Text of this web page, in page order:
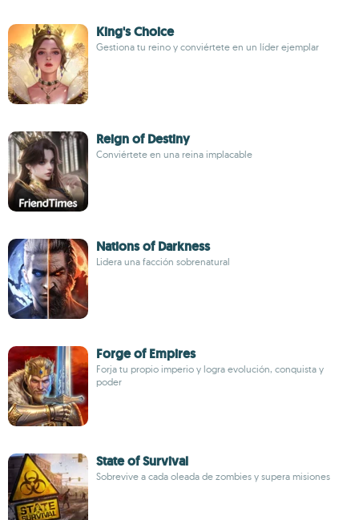
King's Choice
Gestiona tu reino y conviértete en un líder ejemplar
Reign of Destiny
Conviértete en una reina implacable
Nations of Darkness
Lidera una facción sobrenatural
Forge of Empires
Forja tu propio imperio y logra evolución, conquista y
poder
State of Survival
Sobrevive a cada oleada de zombies y supera misiones